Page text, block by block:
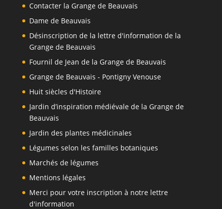
Contacter la Grange de Beauvais
Dame de Beauvais
Désinscription de la lettre d'information de la
Grange de Beauvais
Fournil de Jean de la Grange de Beauvais
Grange de Beauvais - Pontigny Venouse
Huit siècles d'Histoire
Jardin d’inspiration médiévale de la Grange de
Beauvais
Jardin des plantes médicinales
Légumes selon les familles botaniques
Marchés de légumes
Mentions légales
Merci pour votre inscription à notre lettre
d'information